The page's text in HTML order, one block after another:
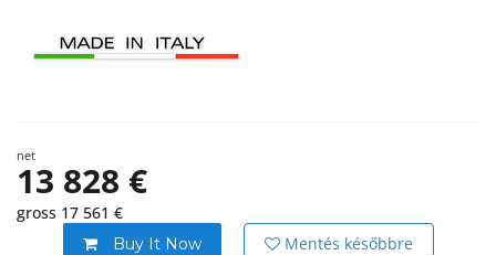
net
13 828 €
gross 17 561 €
Buy It Now Mentés későbbre